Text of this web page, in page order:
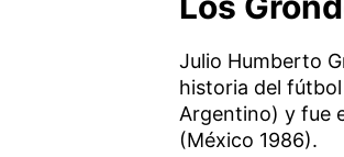
Julio Humberto
historia del
Argentino) y fue
(México 1986).